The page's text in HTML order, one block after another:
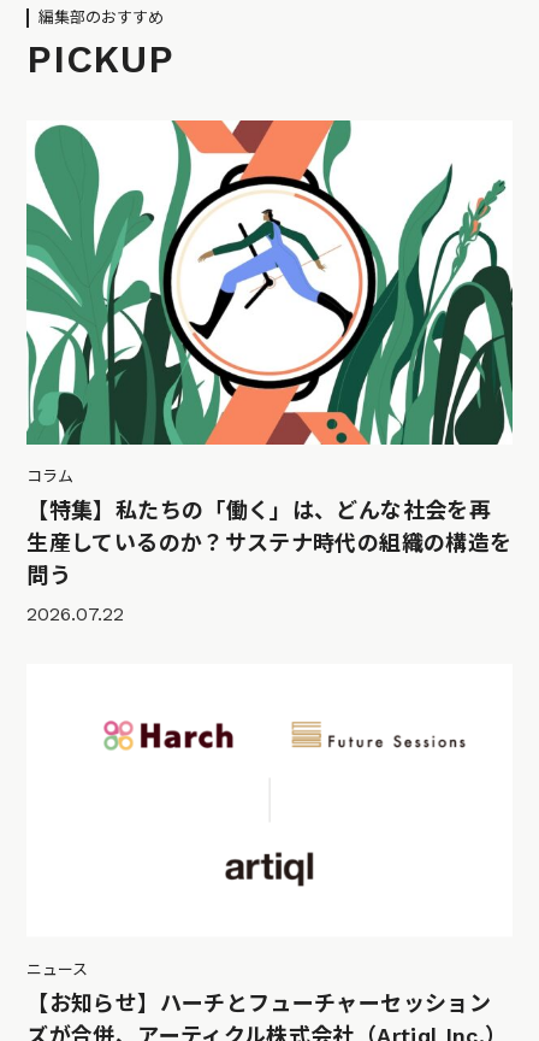
編集部のおすすめ
PICKUP
コラム
【特集】私たちの「働く」は、どんな社会を再
生産しているのか？サステナ時代の組織の構造を
問う
2026.07.22
ニュース
【お知らせ】ハーチとフューチャーセッション
ズが合併、アーティクル株式会社（Artiql Inc.）